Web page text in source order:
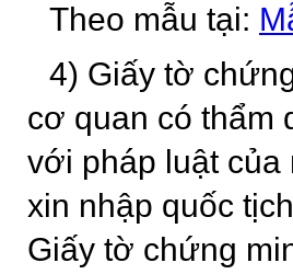
Theo mẫu tại:
4) Giấy tờ
cơ quan có thẩm
với pháp luật
xin nhập quốc
Giấy tờ chứng